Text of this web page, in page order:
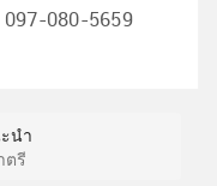
097-080-5659
นำ
ตรี